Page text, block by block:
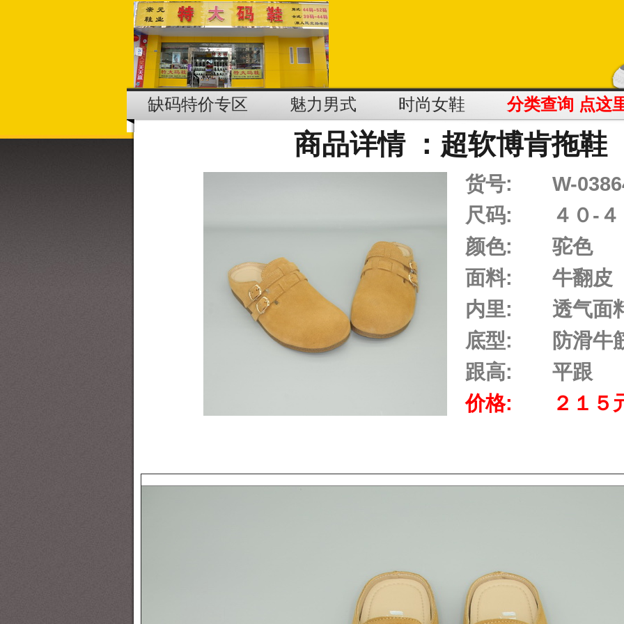
缺码特价专区 魅力男式 时尚女鞋 分类查询 点这
商品详情 ：超软博肯拖鞋
货号:
W-
尺码:
４０-
颜色:
驼色
面料:
牛翻皮
内里:
透气面
底型:
防滑牛
跟高:
平跟
价格:
２１５